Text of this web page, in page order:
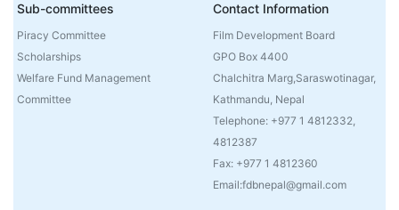
Sub-committees
Piracy Committee
Scholarships
Welfare Fund Management
Committee
Contact Information
Film Development Board
GPO Box 4400
Chalchitra Marg,Saraswotinagar,
Kathmandu, Nepal
Telephone: +977 1 4812332,
4812387
Fax: +977 1 4812360
Email:fdbnepal@gmail.com